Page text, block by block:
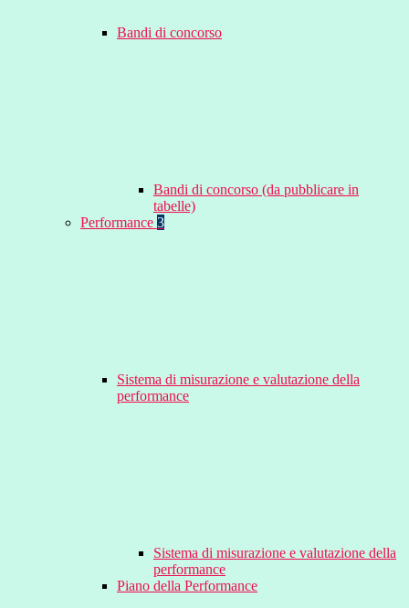
Bandi di concorso
Bandi di concorso (da pubblicare in
tabelle)
Performance 3
Sistema di misurazione e valutazione della
performance
Sistema di misurazione e valutazione della
performance
Piano della Performance